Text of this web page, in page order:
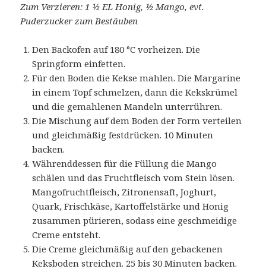
Zum Verzieren: 1 ½ EL Honig, ½ Mango, evt.
Puderzucker zum Bestäuben
Den Backofen auf 180 °C vorheizen. Die
Springform einfetten.
Für den Boden die Kekse mahlen. Die Margarine
in einem Topf schmelzen, dann die Kekskrümel
und die gemahlenen Mandeln unterrühren.
Die Mischung auf dem Boden der Form verteilen
und gleichmäßig festdrücken. 10 Minuten
backen.
Währenddessen für die Füllung die Mango
schälen und das Fruchtfleisch vom Stein lösen.
Mangofruchtfleisch, Zitronensaft, Joghurt,
Quark, Frischkäse, Kartoffelstärke und Honig
zusammen pürieren, sodass eine geschmeidige
Creme entsteht.
Die Creme gleichmäßig auf den gebackenen
Keksboden streichen. 25 bis 30 Minuten backen.